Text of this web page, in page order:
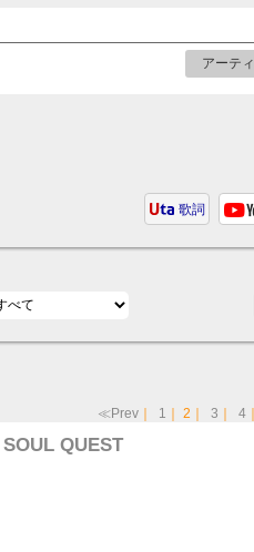
アーテ
歌詞
≪Prev ｜ 1 ｜ 2 ｜ 3 ｜ 4 ｜
QUEST